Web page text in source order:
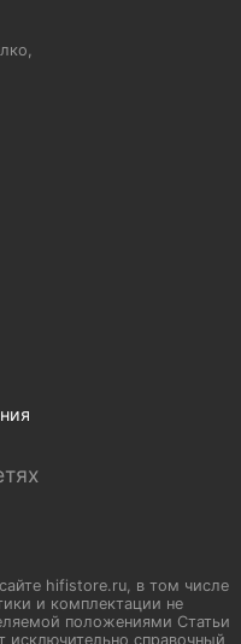
hifistore.ru, в том числе
и комплектации не
положениями Статьи
исключительно справочный